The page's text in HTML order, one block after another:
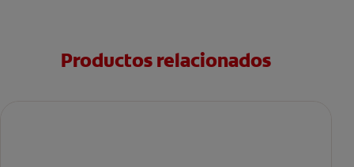
Productos relacionados